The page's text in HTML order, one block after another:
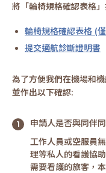
將「輪椅規格確認表格
輪椅規格確認表格 (
提交適航診斷證明書
為了方便我們在機場和
並作出以下確認:
申請人是否與同伴
工作人員或空服員
理等私人的看護協助
需要看護的旅客，